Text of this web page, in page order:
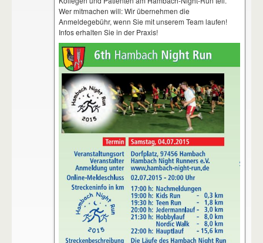
Wer mitmachen will: Wir übernehmen die
Anmeldegebühr, wenn Sie mit unserem Team laufen!
Infos erhalten Sie in der Praxis!